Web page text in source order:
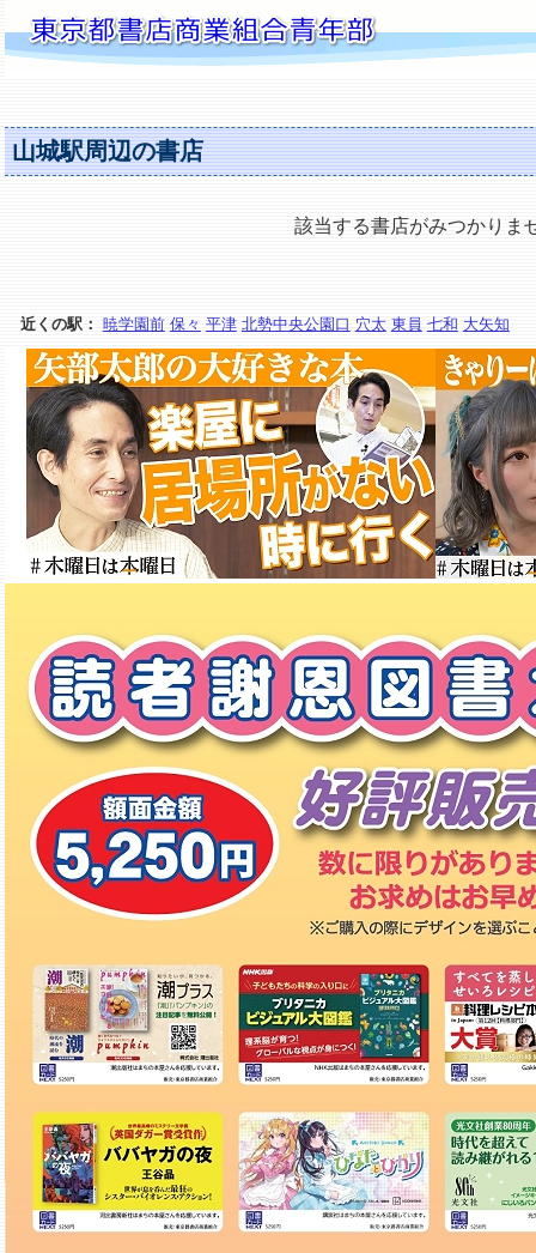
山城駅周辺の書店
該当する書店がみつかりま
近くの駅： 暁学園前 保々 平津 北勢中央公園口 穴太 東員 七和 大矢知